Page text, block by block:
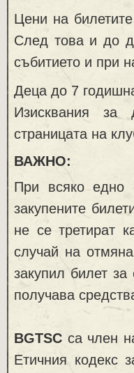
Цени на
След това и до
събитието и при
Деца до 7
Изисквания за
страницата на
ВАЖНО:
При всяко едно
закупените
не се третират
случай на
закупил билет за
получава
BGTSC са член
Етичния кодекс